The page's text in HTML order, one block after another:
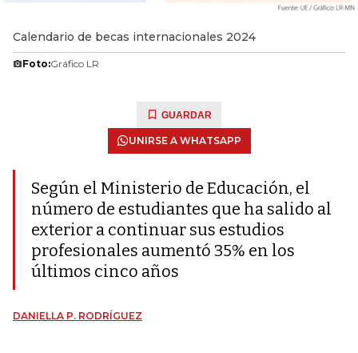
Calendario de becas internacionales 2024
Foto:Gráfico LR
GUARDAR
UNIRSE A WHATSAPP
Según el Ministerio de Educación, el
número de estudiantes que ha salido al
exterior a continuar sus estudios
profesionales aumentó 35% en los
últimos cinco años
DANIELLA P. RODRÍGUEZ